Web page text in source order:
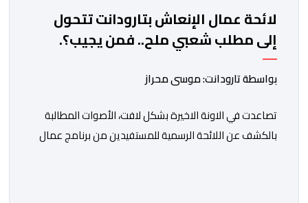
لائحة عمال الإنعاش بتارودانت تتحول
إلى مطلب شعبي ملح.. فمن يجيب؟.
بواسطة تارودانت: موسى محراز
تصاعدت في الاونة الاخيرة بشكل لافت، الأصوات المطالبة
بالكشف عن اللائحة الرسمية للمستفيدين من برنامج عمال